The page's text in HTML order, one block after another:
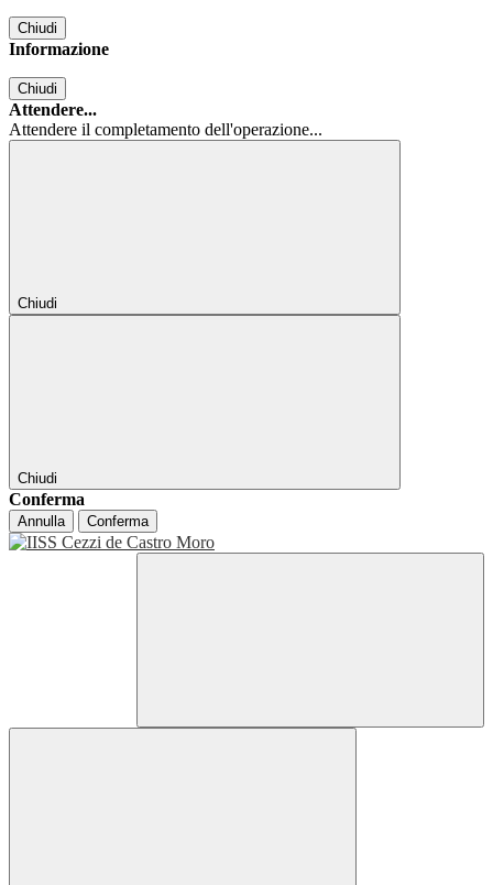
Chiudi
Informazione
Chiudi
Attendere...
Attendere il completamento dell'operazione...
Chiudi
Chiudi
Conferma
Annulla Conferma